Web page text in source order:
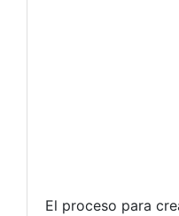
El proceso para